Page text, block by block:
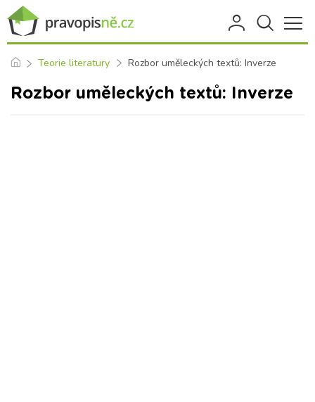
Teorie literatury Rozbor uměleckých textů: Inverze
Rozbor uměleckých textů: Inverze